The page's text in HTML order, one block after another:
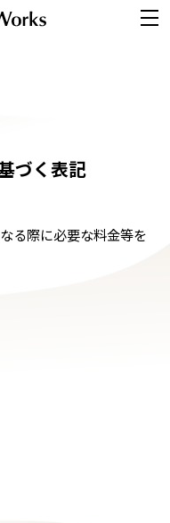
づく表記
る際に必要な料金等を